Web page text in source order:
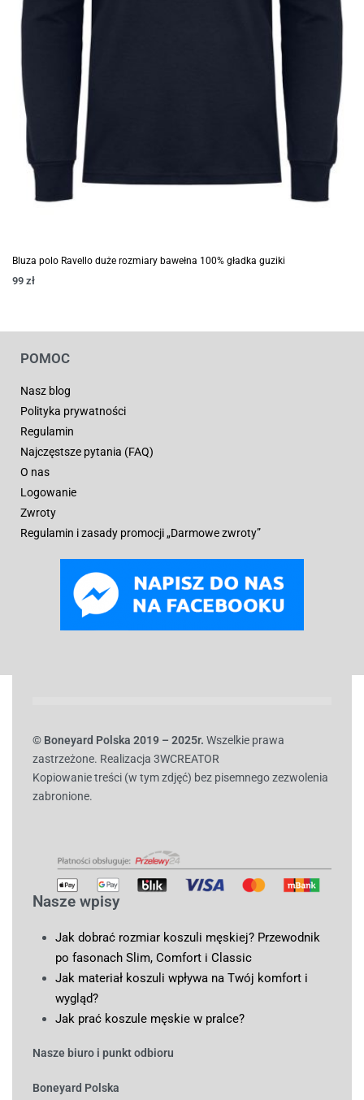
Bluza polo Ravello duże rozmiary bawełna 100% gładka guziki
99 zł
POMOC
Nasz blog
Polityka prywatności
Regulamin
Najczęstsze pytania (FAQ)
O nas
Logowanie
Zwroty
Regulamin i zasady promocji „Darmowe zwroty”
© Boneyard Polska 2019 – 2025r. Wszelkie prawa
zastrzeżone. Realizacja 3WCREATOR
Kopiowanie treści (w tym zdjęć) bez pisemnego zezwolenia
zabronione.
Nasze wpisy
Jak dobrać rozmiar koszuli męskiej? Przewodnik
po fasonach Slim, Comfort i Classic
Jak materiał koszuli wpływa na Twój komfort i
wygląd?
Jak prać koszule męskie w pralce?
Nasze biuro i punkt odbioru
Boneyard Polska